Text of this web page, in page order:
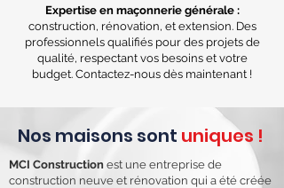
Expertise en maçonnerie générale :
construction, rénovation, et extension. Des
professionnels qualifiés pour des projets de
qualité, respectant vos besoins et votre
budget. Contactez-nous dès maintenant !
Nos maisons sont uniques !
MCI Construction est une entreprise de
construction neuve et rénovation qui a été créée